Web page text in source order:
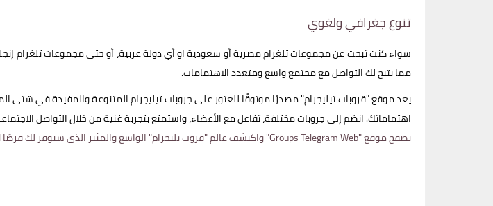
تنوع جغرافي ولغوي
سواء كنت تبحث عن مجموعات تلغرام مصرية أو سعودية او أي دولة عربية، أو حتى مجموعات تلغرام
مما يتيح لك التواصل مع مجتمع واسع ومتعدد الاهتمامات.
يعد موقع "قروبات تيليجرام" مصدرًا موثوقًا للعثور على جروبات تيليجرام المتنوعة والمفيدة في شتى
اهتماماتك. انضم إلى جروبات مختلفة، تفاعل مع الأعضاء، واستمتع بتجربة غنية من خلال التواصل
تصفح موقع "Groups Telegram Web" واكتشف عالم "قروب تليجرام" الواسع والمثير الذي سيوفر لك فرصًا لا نهاية لها للتعلم، التواصل، والاستمتاع.